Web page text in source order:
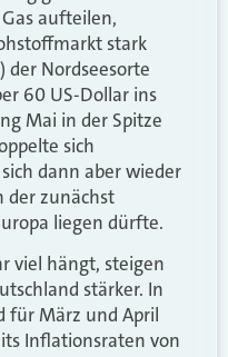
aufteilen,
stark
der Nordseesorte
60 US-Dollar ins
Mai in der Spitze
sich
dann aber wieder
der zunächst
liegen dürfte.
viel hängt, steigen
stärker. In
für März und April
Inflationsraten von